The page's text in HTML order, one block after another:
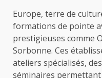
Europe, terre de
formations de pointe
prestigieuses comme
Sorbonne. Ces
ateliers spécialisés,
séminaires